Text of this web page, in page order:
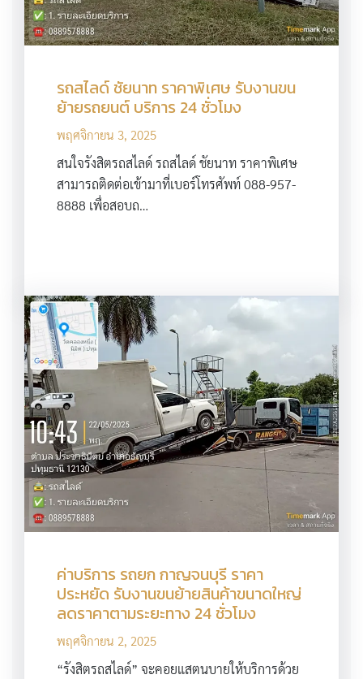
รถสไลด์ ชัยนาท ราคาพิเศษ รับงานขน
ย้ายรถยนต์ บริการ 24 ชั่วโมง
พฤศจิกายน 3, 2025
สนใจรังสิตรถสไลด์ รถสไลด์ ชัยนาท ราคาพิเศษ
สามารถติดต่อเข้ามาที่เบอร์โทรศัพท์ 088-957-
8888 เพื่อสอบถ…
ค่าบริการ รถยก กาญจนบุรี ราคา
ประหยัด รับงานขนย้ายสินค้าขนาดใหญ่
ลดราคาตามระยะทาง 24 ชั่วโมง
พฤศจิกายน 2, 2025
“รังสิตรถสไลด์” จะคอยแสตนบายให้บริการด้วย